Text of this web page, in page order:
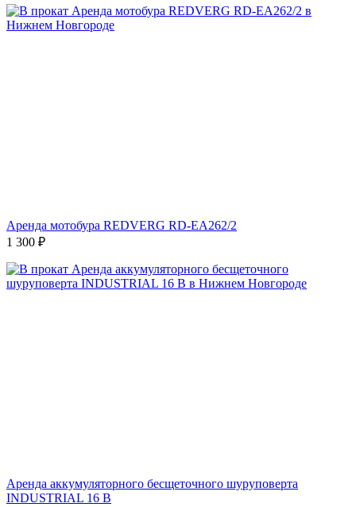
Аренда мотобура REDVERG RD-EA262/2
1 300 ₽
Аренда аккумуляторного бесщеточного шуруповерта
INDUSTRIAL 16 В